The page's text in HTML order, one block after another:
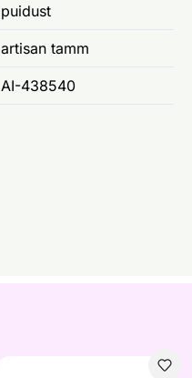
puidust
artisan tamm
AI-438540